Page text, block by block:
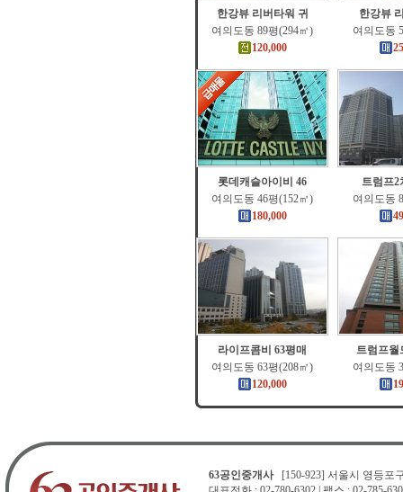
한강뷰 리버타워 귀
여의도동 89평(294㎡)
120,000
한강뷰
여의도동
롯데캐슬아이비 46
여의도동 46평(152㎡)
180,000
트럼프2
여의도동
라이프콤비 63평매
여의도동 63평(208㎡)
120,000
트럼프월
여의도동
63공인중개사[150-923] 서울시 영등포